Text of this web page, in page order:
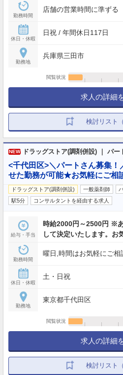
勤務時間
店舗の営業時間に準ずる
休日・休暇
日祝 / 年間休日117日
勤務地
兵庫県三田市
閲覧状況
求人の詳細
検討リスト
NEW ドラッグストア(調剤併設) ｜ パー
<千代田区>＼パートさん募集
せた勤務が可能★お気軽にご相
ドラッグストア(調剤併設) 一般薬剤師
駅5分
コンサルタントを経由する求人
給与・手当
時給2000円～2500円 ※
して決定いたします。お
勤務時間
曜日,時間はお気軽にご相
休日・休暇
土・日祝
勤務地
東京都千代田区
閲覧状況
求人の詳細
検討リスト